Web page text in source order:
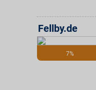
7%
Fellby.de